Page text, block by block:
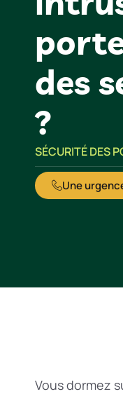
des
?
SÉCURITÉ DES
Une
Vous dormez